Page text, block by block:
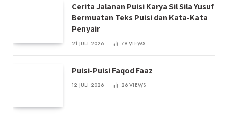
Cerita Jalanan Puisi Karya Sil Sila Yusuf
Bermuatan Teks Puisi dan Kata-Kata
Penyair
21 JULI 2026 79VIEWS
Puisi-Puisi Faqod Faaz
12 JULI 2026 26VIEWS